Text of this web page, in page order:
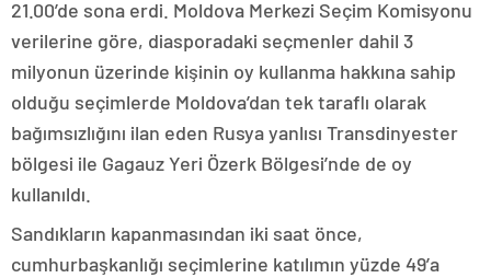
21.00’de sona erdi. Moldova Merkezi Seçim Komisyonu
verilerine göre, diasporadaki seçmenler dahil 3
milyonun üzerinde kişinin oy kullanma hakkına sahip
olduğu seçimlerde Moldova’dan tek taraflı olarak
bağımsızlığını ilan eden Rusya yanlısı Transdinyester
bölgesi ile Gagauz Yeri Özerk Bölgesi’nde de oy
kullanıldı.
Sandıkların kapanmasından iki saat önce,
cumhurbaşkanlığı seçimlerine katılımın yüzde 49’a